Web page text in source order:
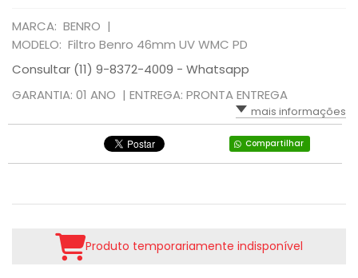
MARCA: BENRO |
MODELO: Filtro Benro 46mm UV WMC PD
Consultar (11) 9-8372-4009 - Whatsapp
GARANTIA: 01 ANO | ENTREGA: PRONTA ENTREGA
mais informações
Compartilhar
Produto temporariamente indisponível